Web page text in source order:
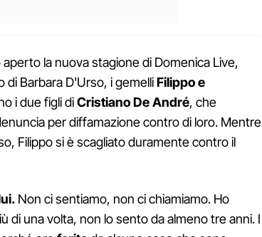
la nuova stagione di Domenica Live,
Barbara D'Urso, i gemelliFilippo e
i due figli diCristiano De André, che
per diffamazione contro di loro. Mentre
Filippo si è scagliato duramente contro il
Non ci sentiamo, non ci chiamiamo. Ho
di una volta, non lo sento da almeno tre anni. I